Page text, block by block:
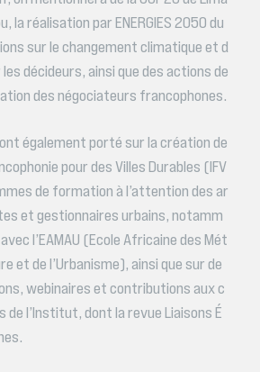
la réalisation par ENERGIES 2050 du
sur le changement climatique et d
décideurs, ainsi que des actions de
des négociateurs francophones.
également porté sur la création de
pour des Villes Durables (IFV
de formation à l’attention des ar
et gestionnaires urbains, notamm
l’EAMAU (Ecole Africaine des Mét
et de l’Urbanisme), ainsi que sur de
webinaires et contributions aux c
l’Institut, dont la revue Liaisons É